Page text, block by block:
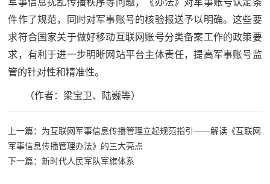
人
民
防
空
国
防
智
库
防
智
库
雄
军事信息扰乱传播秩序等问题，《办法》对军事账号认定条
件作了规范，同时对军事账号的核验报送予以明确。这些要
求符合国家关于做好移动互联网账号分类备案工作的政策要
求，有利于进一步明晰网站平台主体责任，提高军事账号监
管的针对性和精准性。
（作者：梁宝卫、陆巍等）
上一篇：为互联网军事信息传播管理立起规范指引——解读《互联网
军事信息传播管理办法》的三大亮点
下一篇：新时代人民军队军旗体系